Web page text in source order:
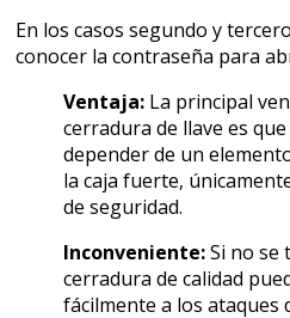
En los casos segundo y
conocer la contraseña para
Ventaja: La principal
cerradura de llave es
depender de un
la caja fuerte,
de seguridad.
Inconveniente:Si no se
cerradura de calidad
fácilmente a los ataques